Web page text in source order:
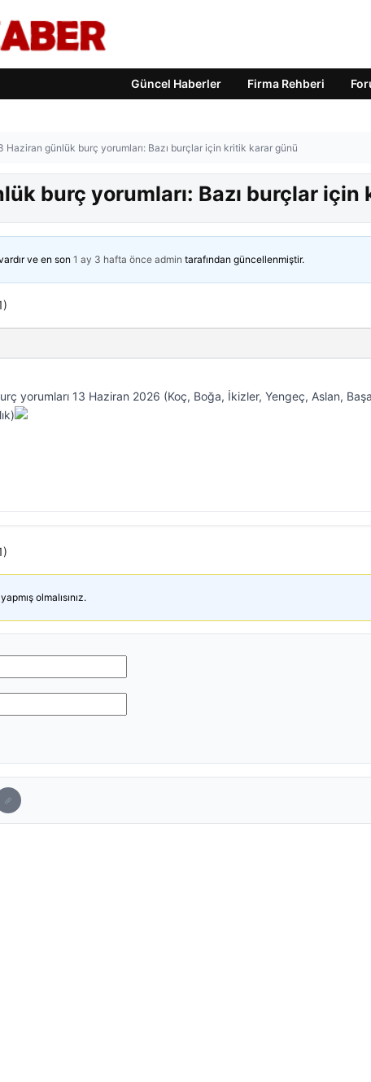
Güncel Haberler Firma Rehberi
Haziran günlük burç yorumları: Bazı burçlar için kritik karar günü
burç yorumları: Bazı burçlar
ve en son 1 ay 3 hafta önce admin tarafından güncellenmiştir.
yorumları 13 Haziran 2026 (Koç, Boğa, İkizler, Yengeç, Aslan,
olmalısınız.